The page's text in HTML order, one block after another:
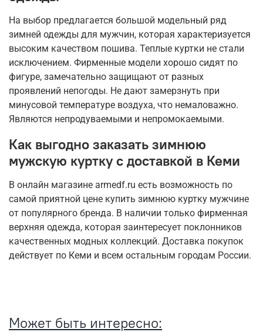
На выбор предлагается большой модельный ряд
зимней одежды для мужчин, которая характеризуется
высоким качеством пошива. Теплые куртки не стали
исключением. Фирменные модели хорошо сидят по
фигуре, замечательно защищают от разных
проявлений непогоды. Не дают замерзнуть при
минусовой температуре воздуха, что немаловажно.
Являются непродуваемыми и непромокаемыми.
Как выгодно заказать зимнюю
мужскую куртку с доставкой в Кеми
В онлайн магазине armedf.ru есть возможность по
самой приятной цене купить зимнюю куртку мужчине
от популярного бренда. В наличии только фирменная
верхняя одежда, которая заинтересует поклонников
качественных модных коллекций. Доставка покупок
действует по Кеми и всем остальным городам России.
Может быть интересно: